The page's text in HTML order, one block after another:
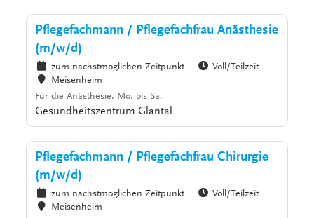
Pflegefachmann / Pflegefachfrau Anästhesie
(m/w/d)
zum nächstmöglichen Zeitpunkt
Voll/Teilzeit
Meisenheim
Für die Anästhesie. Mo. bis Sa.
Gesundheitszentrum Glantal
Pflegefachmann / Pflegefachfrau Chirurgie
(m/w/d)
zum nächstmöglichen Zeitpunkt
Voll/Teilzeit
Meisenheim